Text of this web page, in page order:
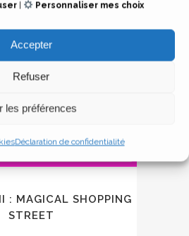
| Personnaliser mes choix
Accepter
Refuser
les préférences
Déclaration de confidentialité
: MAGICAL SHOPPING
STREET